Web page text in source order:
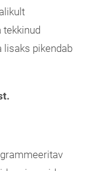
tekkinud
lisaks pikendab